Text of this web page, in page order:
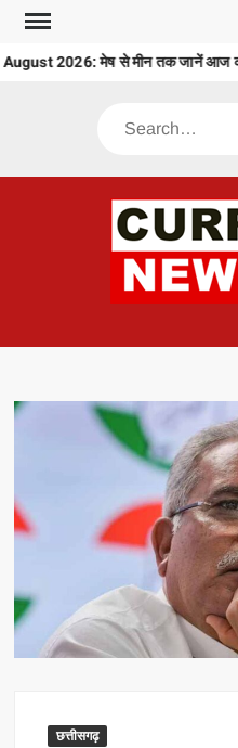
Skip
content2026: मेष से मीन तक जानें आज का
Search
छत्तीसगढ़